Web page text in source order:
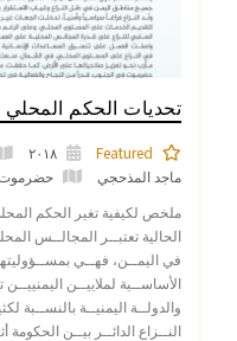
تحديات الحكم
ماجد المذحجي
ملخص لكيفية تغير الحكم
الحالية تعتبــر المجالــس
في اليمــن، فهــي
الأساســية لملاييــن
والدولــة اليمنيــة بالنســبة